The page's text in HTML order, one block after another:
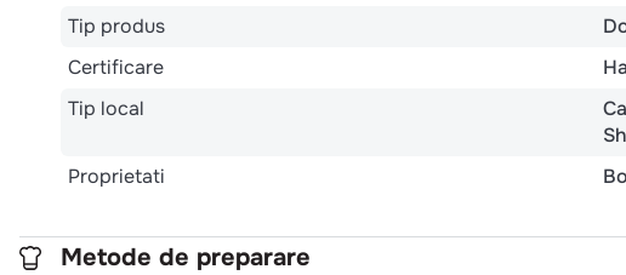
Tip produs
Certificare
Tip local
Proprietati
Metode de preparare